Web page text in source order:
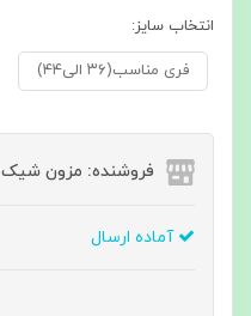
انتخاب سایز:
فری مناسب(۳۶ الی۴۴)
فروشنده: مزون شیک
آماده ارسال